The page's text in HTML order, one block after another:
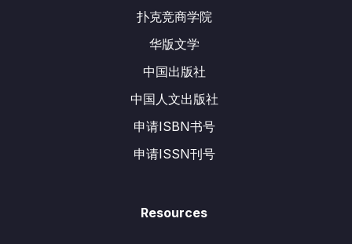
扑克竞商学院
华版文学
中国出版社
中国人文出版社
申请ISBN书号
申请ISSN刊号
Resources